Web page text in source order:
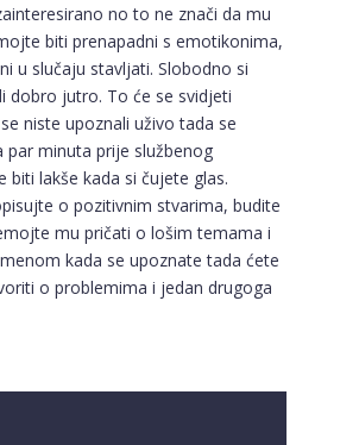
no to ne znači da mu
biti prenapadni s emotikonima,
u slučaju stavljati. Slobodno si
dobro jutro. To će se svidjeti
niste upoznali uživo tada se
par minuta prije službenog
biti lakše kada si čujete glas.
o pozitivnim stvarima, budite
mu pričati o lošim temama i
kada se upoznate tada ćete
o problemima i jedan drugoga